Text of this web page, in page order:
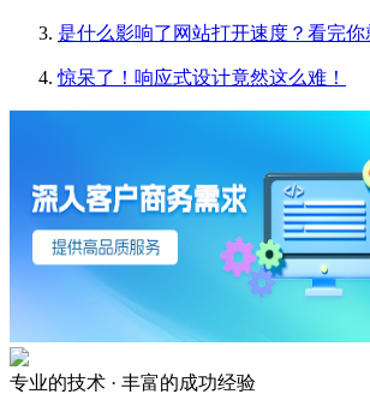
是什么影响了网站打开速度？看完你
惊呆了！响应式设计竟然这么难！
专业的技术 · 丰富的成功经验